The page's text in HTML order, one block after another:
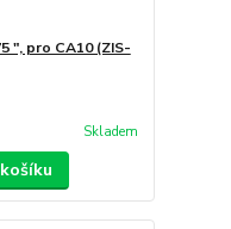
", pro CA10 (ZIS-
Skladem